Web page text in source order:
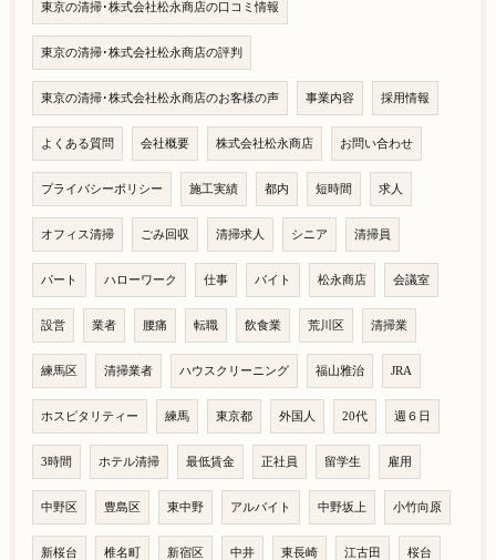
東京の清掃･株式会社松永商店の口コミ情報
東京の清掃･株式会社松永商店の評判
東京の清掃･株式会社松永商店のお客様の声 事業内容 採用情報
よくある質問 会社概要 株式会社松永商店 お問い合わせ
プライバシーポリシー 施工実績 都内 短時間 求人
オフィス清掃 ごみ回収 清掃求人 シニア 清掃員
パート ハローワーク 仕事 バイト 松永商店 会議室
設営 業者 腰痛 転職 飲食業 荒川区 清掃業
練馬区 清掃業者 ハウスクリーニング 福山雅治 JRA
ホスピタリティー 練馬 東京都 外国人 20代 週６日
3時間 ホテル清掃 最低賃金 正社員 留学生 雇用
中野区 豊島区 東中野 アルバイト 中野坂上 小竹向原
新桜台 椎名町 新宿区 中井 東長崎 江古田 桜台